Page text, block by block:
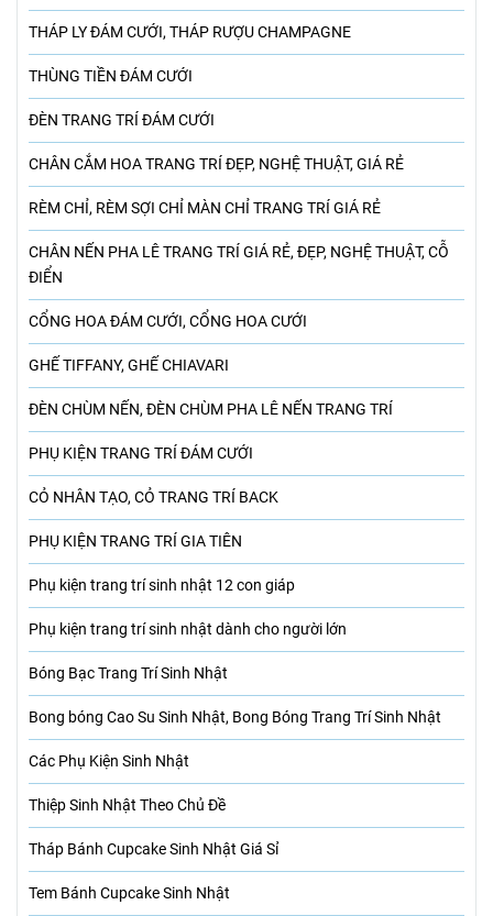
THÁP LY ĐÁM CƯỚI, THÁP RƯỢU CHAMPAGNE
THÙNG TIỀN ĐÁM CƯỚI
ĐÈN TRANG TRÍ ĐÁM CƯỚI
CHÂN CẮM HOA TRANG TRÍ ĐẸP, NGHỆ THUẬT, GIÁ RẺ
RÈM CHỈ, RÈM SỢI CHỈ MÀN CHỈ TRANG TRÍ GIÁ RẺ
CHÂN NẾN PHA LÊ TRANG TRÍ GIÁ RẺ, ĐẸP, NGHỆ THUẬT, CỖ
ĐIỂN
CỔNG HOA ĐÁM CƯỚI, CỔNG HOA CƯỚI
GHẾ TIFFANY, GHẾ CHIAVARI
ĐÈN CHÙM NẾN, ĐÈN CHÙM PHA LÊ NẾN TRANG TRÍ
PHỤ KIỆN TRANG TRÍ ĐÁM CƯỚI
CỎ NHÂN TẠO, CỎ TRANG TRÍ BACK
PHỤ KIỆN TRANG TRÍ GIA TIÊN
Phụ kiện trang trí sinh nhật 12 con giáp
Phụ kiện trang trí sinh nhật dành cho người lớn
Bóng Bạc Trang Trí Sinh Nhật
Bong bóng Cao Su Sinh Nhật, Bong Bóng Trang Trí Sinh Nhật
Các Phụ Kiện Sinh Nhật
Thiệp Sinh Nhật Theo Chủ Đề
Tháp Bánh Cupcake Sinh Nhật Giá Sỉ
Tem Bánh Cupcake Sinh Nhật